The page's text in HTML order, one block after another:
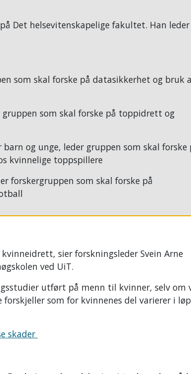
Det helsevitenskapelige fakultet. Han
som skal forske på datasikkerhet og bruk
gruppen som skal forske på toppidrett og
og unge, leder gruppen som skal forske
kvinnelige toppspillere
forskergruppen som skal forske på
sier forskningsleder Svein Arne
ved UiT.
utført på menn til kvinner, selv om
som for kvinnenes del varierer i
skader